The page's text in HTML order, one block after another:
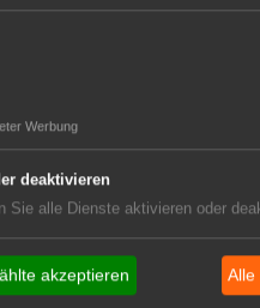
Werbung
deaktivieren
Sie alle Dienste aktivieren oder
akzeptieren Alle